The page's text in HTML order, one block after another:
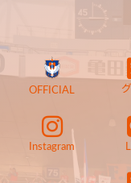
OFFICIAL
Instagram